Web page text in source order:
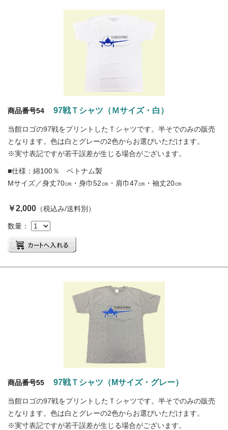
商品番号54 97戦Ｔシャツ（Ｍサイズ・白）
当館ロゴの97戦をプリントしたＴシャツです。半そでのみの販売
となります。色は白とグレーの2色からお選びいただけます。
※実寸表記ですが若干誤差が生じる場合がございます。
■仕様：綿100％ ベトナム製
Mサイズ／身丈70㎝・身巾52㎝・肩巾47㎝・袖丈20㎝
￥2,000 （税込み/送料別）
数量：
商品番号55 97戦Ｔシャツ（Mサイズ・グレー）
当館ロゴの97戦をプリントしたＴシャツです。半そでのみの販売
となります。色は白とグレーの2色からお選びいただけます。
※実寸表記ですが若干誤差が生じる場合がございます。